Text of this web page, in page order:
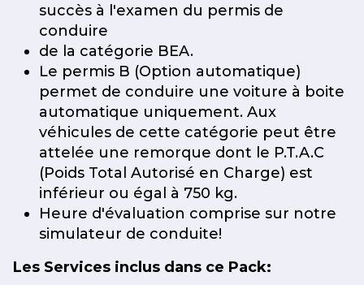
succès à l'examen du permis de
conduire
de la catégorie BEA.
Le permis B (Option automatique)
permet de conduire une voiture à boite
automatique uniquement. Aux
véhicules de cette catégorie peut être
attelée une remorque dont le P.T.A.C
(Poids Total Autorisé en Charge) est
inférieur ou égal à 750 kg.
Heure d'évaluation comprise sur notre
simulateur de conduite!
Les Services inclus dans ce Pack: